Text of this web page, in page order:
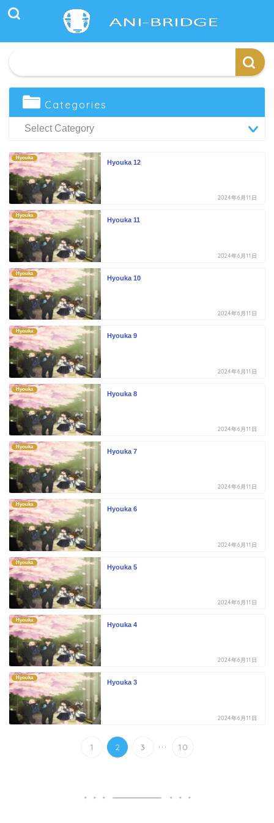
Categories
Hyouka
Hyouka 12
2024年6月11日
Hyouka
Hyouka 11
2024年6月11日
Hyouka
Hyouka 10
2024年6月11日
Hyouka
Hyouka 9
2024年6月11日
Hyouka
Hyouka 8
2024年6月11日
Hyouka
Hyouka 7
2024年6月11日
Hyouka
Hyouka 6
2024年6月11日
Hyouka
Hyouka 5
2024年6月11日
Hyouka
Hyouka 4
2024年6月11日
Hyouka
Hyouka 3
2024年6月11日
1 2 3 ... 10